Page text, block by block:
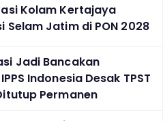
Kolam Kertajaya
Selam Jatim di PON 2028
Jadi Bancakan
Indonesia Desak TPST
Permanen